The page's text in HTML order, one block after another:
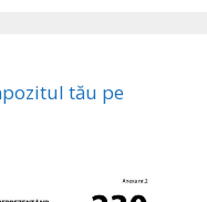
tău pe